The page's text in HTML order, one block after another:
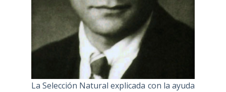
La Selección Natural explicada con la ayuda